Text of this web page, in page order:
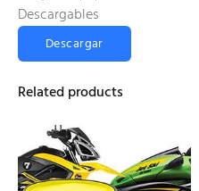
Descargables
Descargar
Related products